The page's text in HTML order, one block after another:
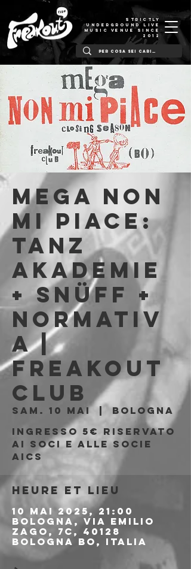
STRICTLY
UNDERGROUND LIVE
MUSIC VENUE SINCE
2012
MEGA NON
MI PIACE:
Tanz
Akademie
+ Snüff +
Normativ
a |
Freakout
Club
sam. 10 mai
  |
Bologna
Ingresso 5€ riservato
ai soci e alle socie
AICS
Heure et lieu
10 mai 2025, 21:00
Bologna, Via Emilio
Zago, 7c, 40128
Bologna BO, Italia